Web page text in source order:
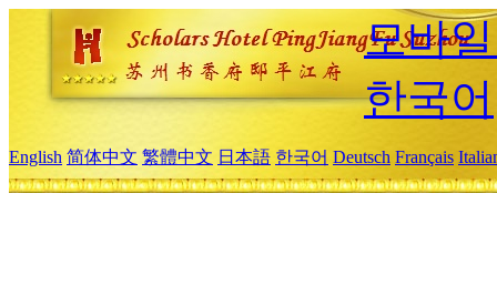
모바
한국어
English 简体中文 繁體中文 日本語 한국어 Deutsch Français